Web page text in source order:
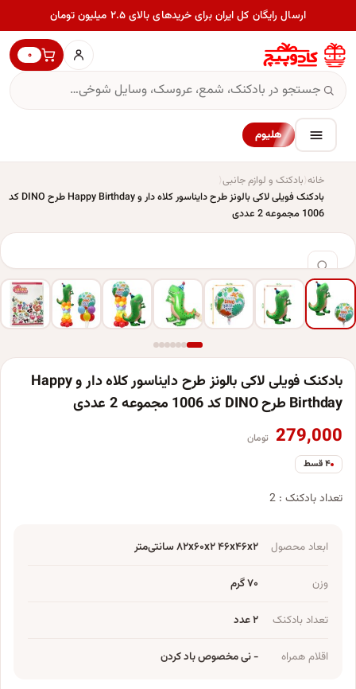
ارسال رایگان کل ایران برای خریدهای بالای ۲.۵ میلیون تومان
۰
هلیوم
خانه بادکنک و لوازم جانبی
بادکنک فویلی لاکی بالونز طرح دایناسور کلاه دار و Happy Birthday طرح DINO کد
1006 مجموعه 2 عددی
بادکنک فویلی لاکی بالونز طرح دایناسور کلاه دار و Happy
Birthday طرح DINO کد 1006 مجموعه 2 عددی
279,000 تومان
۴ قسط
تعداد بادکنک : 2
ابعاد محصول ۸۲x۶۰x۲ ۴۶x۴۶x۲ سانتی‌متر
وزن ۷۰ گرم
تعداد بادکنک ۲ عدد
اقلام همراه - نی مخصوص باد کردن